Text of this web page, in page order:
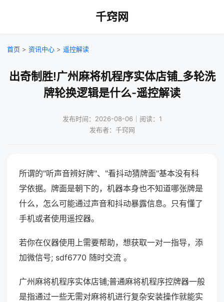
千窍网
首页 > 资讯中心 > 遥控解读
出奇制胜!广州麻将机程序实体店铺_多轮洗
牌轮换逻辑是什么-遥控解读
发布时间：2026-08-06｜阅读：1
发布者：千窍网
所谓的"听声音辨好牌"、"看抖动猜牌面"基本没有科
学依据。牌面是朝下的，机器本身也不知道哪张牌是
什么，怎么可能通过声音和抖动暴露信息。只有懂了
手机或者使用遥控器。
若你在仪器使用上需要帮助，想获取一对一指导，添
加微信号; sdf6770 随时交流 。
广州麻将机程序实体店铺;普通麻将机程序控牌器一般
是指通过一些无需对麻将机进行复杂安装操作就能实